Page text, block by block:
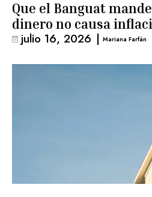
Que el Banguat
dinero no causa
julio 16, 2026 | Mariana Farfán